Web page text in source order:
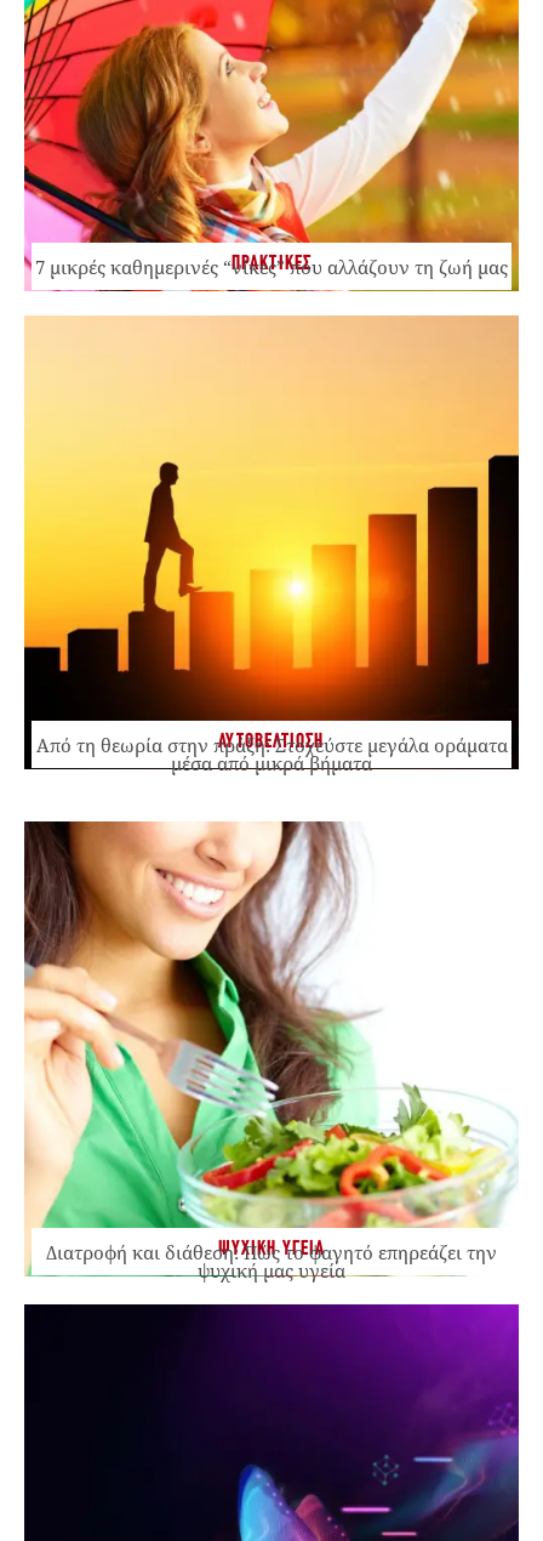
ΠΡΑΚΤΙΚΕΣ
7 μικρές καθημερινές “νίκες” που αλλάζουν τη ζωή μας
ΑΥΤΟΒΕΛΤΙΩΣΗ
Από τη θεωρία στην πράξη: Στοχεύστε μεγάλα οράματα
μέσα από μικρά βήματα
ΨΥΧΙΚΗ ΥΓΕΙΑ
Διατροφή και διάθεση: Πώς το φαγητό επηρεάζει την
ψυχική μας υγεία